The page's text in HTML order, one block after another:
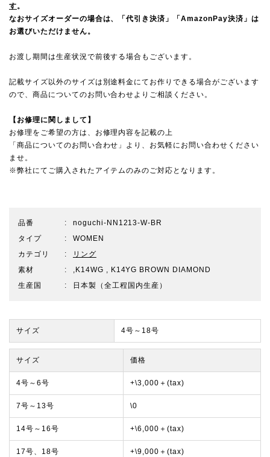
す。
なおサイズオーダーの場合は、「代引き決済」「AmazonPay決済」は
お選びいただけません。
お渡し期間は生産状況で前後する場合もございます。
記載サイズ以外のサイズは別途料金にてお作りできる場合がございます
ので、 商品についてのお問い合わせよりご相談ください。
【お修理に関しまして】
お修理をご希望の方は、お修理内容を記載の上
「商品についてのお問い合わせ」より、お気軽にお問い合わせください
ませ。
※弊社にてご購入されたアイテムのみのご対応となります。
品番
noguchi-NN1213-W-BR
タイプ
WOMEN
カテゴリ
リング
素材
,K14WG , K14YG BROWN DIAMOND
生産国
日本製（全工程国内生産）
サイズ 4号～18号
サイズ 価格
4号～6号 +\3,000＋(tax)
7号～13号 \0
14号～16号 +\6,000＋(tax)
17号、18号 +\9,000＋(tax)